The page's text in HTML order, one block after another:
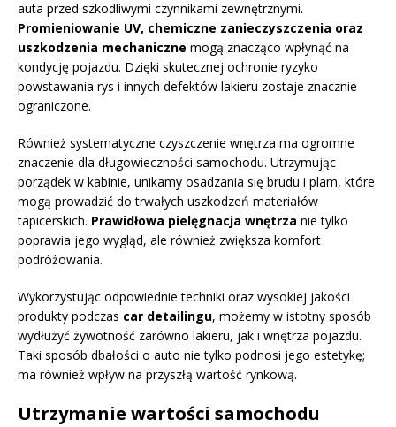
auta przed szkodliwymi czynnikami zewnętrznymi.
Promieniowanie UV, chemiczne zanieczyszczenia oraz
uszkodzenia mechaniczne mogą znacząco wpłynąć na
kondycję pojazdu. Dzięki skutecznej ochronie ryzyko
powstawania rys i innych defektów lakieru zostaje znacznie
ograniczone.
Również systematyczne czyszczenie wnętrza ma ogromne
znaczenie dla długowieczności samochodu. Utrzymując
porządek w kabinie, unikamy osadzania się brudu i plam, które
mogą prowadzić do trwałych uszkodzeń materiałów
tapicerskich. Prawidłowa pielęgnacja wnętrza nie tylko
poprawia jego wygląd, ale również zwiększa komfort
podróżowania.
Wykorzystując odpowiednie techniki oraz wysokiej jakości
produkty podczas car detailingu, możemy w istotny sposób
wydłużyć żywotność zarówno lakieru, jak i wnętrza pojazdu.
Taki sposób dbałości o auto nie tylko podnosi jego estetykę;
ma również wpływ na przyszłą wartość rynkową.
Utrzymanie wartości samochodu